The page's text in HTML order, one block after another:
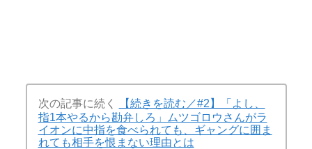
次の記事に続く
【続きを読む／#2】「よし、
指1本やるから勘弁しろ」ムツゴロウさんがラ
イオンに中指を食べられても、ギャングに囲ま
れても相手を恨まない理由とは